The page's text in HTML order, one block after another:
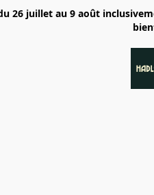
du 26 juillet au 9 août